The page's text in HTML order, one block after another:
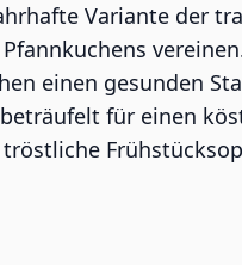
Variante der
einen gesunden
für einen